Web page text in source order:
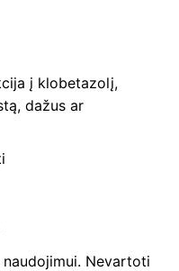
į klobetazolį,
dažus ar
Nevartoti